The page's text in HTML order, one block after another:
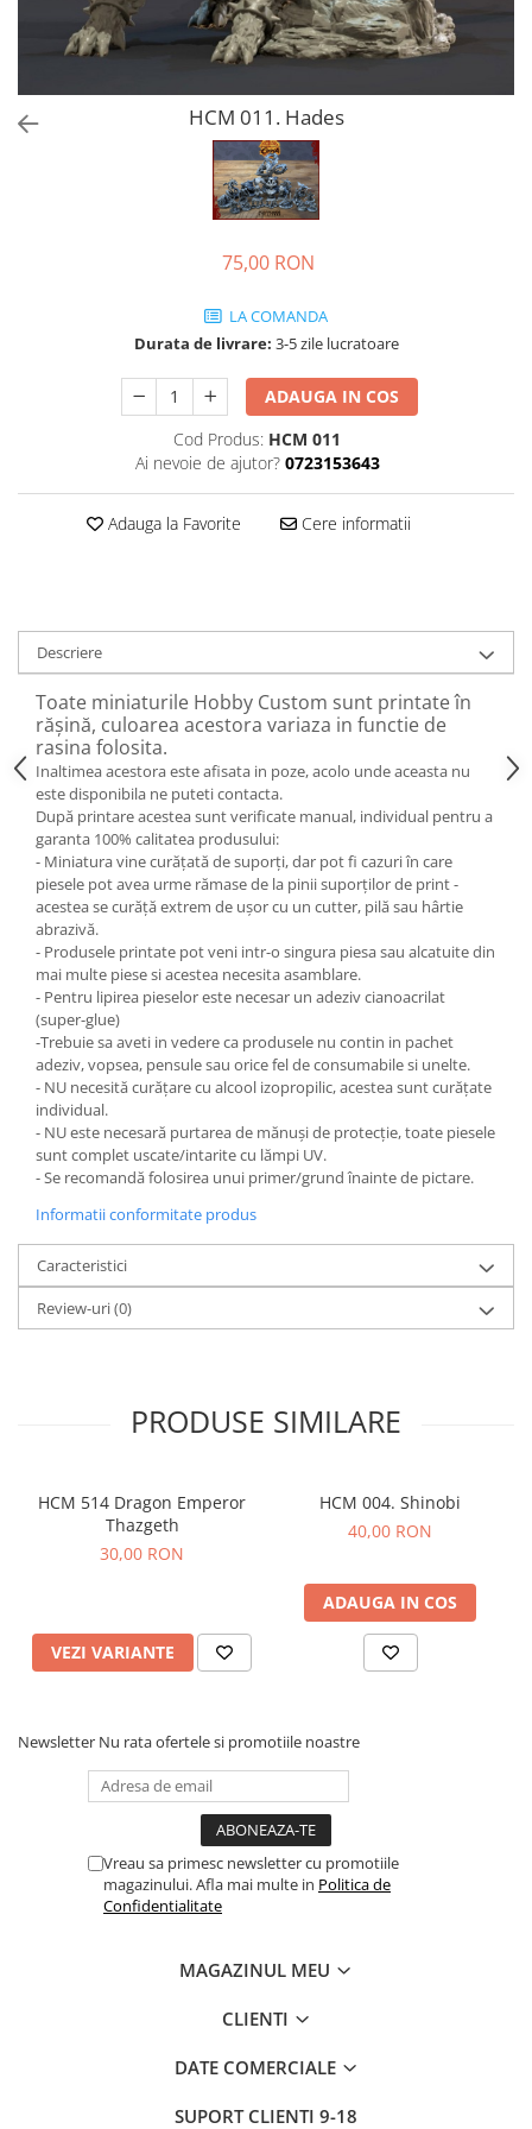
HCM 011. Hades
75,00 RON
LA COMANDA
Durata de livrare: 3-5 zile lucratoare
ADAUGA IN COS
Cod Produs: HCM 011
Ai nevoie de ajutor? 0723153643
Adauga la Favorite Cere informatii
Descriere
Toate miniaturile Hobby Custom sunt printate în
rășină, culoarea acestora variaza in functie de
rasina folosita.
Inaltimea acestora este afisata in poze, acolo unde aceasta nu
este disponibila ne puteti contacta.
După printare acestea sunt verificate manual, individual pentru a
garanta 100% calitatea produsului:
- Miniatura vine curățată de suporți, dar pot fi cazuri în care
piesele pot avea urme rămase de la pinii suporților de print -
acestea se curăță extrem de ușor cu un cutter, pilă sau hârtie
abrazivă.
- Produsele printate pot veni intr-o singura piesa sau alcatuite din
mai multe piese si acestea necesita asamblare.
- Pentru lipirea pieselor este necesar un adeziv cianoacrilat
(super-glue)
-Trebuie sa aveti in vedere ca produsele nu contin in pachet
adeziv, vopsea, pensule sau orice fel de consumabile si unelte.
- NU necesită curățare cu alcool izopropilic, acestea sunt curățate
individual.
- NU este necesară purtarea de mănuși de protecție, toate piesele
sunt complet uscate/intarite cu lămpi UV.
- Se recomandă folosirea unui primer/grund înainte de pictare.
Informatii conformitate produs
Caracteristici
Review-uri(0)
PRODUSE SIMILARE
HCM 514 Dragon Emperor
Thazgeth
30,00 RON
VEZI VARIANTE
HCM 004. Shinobi
40,00 RON
ADAUGA IN COS
Newsletter Nu rata ofertele si promotiile noastre
Vreau sa primesc newsletter cu promotiile
magazinului. Afla mai multe in Politica de
Confidentialitate
MAGAZINUL MEU
CLIENTI
DATE COMERCIALE
SUPORT CLIENTI 9-18